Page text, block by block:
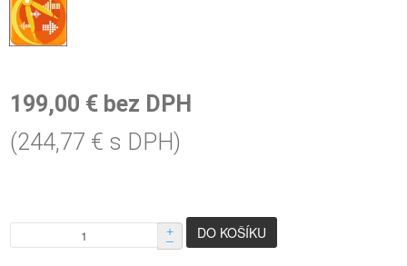
199,00 € bez DPH
(244,77 € s DPH)
+
–